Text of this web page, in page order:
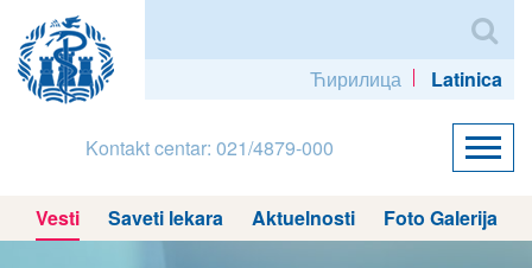
Ћирилица Latinica
Kontakt centar: 021/4879-000
Vesti Saveti lekara Aktuelnosti Foto Galerija